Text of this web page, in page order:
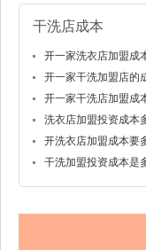
干洗店成本
开一家洗衣店加盟成
开一家干洗加盟店的
开一家干洗店加盟成
洗衣店加盟投资成本
开洗衣店加盟成本要
干洗加盟投资成本是